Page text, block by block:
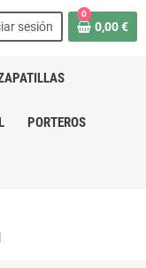
sesión
0
0,00 €
PORTEROS